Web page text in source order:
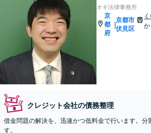
オギ法律事務所
京
都
府
|
京都市
伏見区
クレジット会社の債務整理
借金問題の解決を、迅速かつ低料金で行います。分
す。